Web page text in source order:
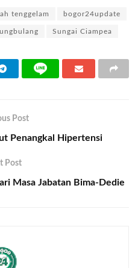
tenggelam bogor24update
Sungai Ciampea
Post
Penangkal Hipertensi
Post
Masa Jabatan Bima-Dedie